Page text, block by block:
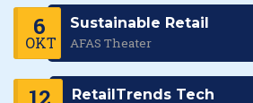
6
OKT
Sustainable Retail
AFAS Theater
RetailTrends Tech